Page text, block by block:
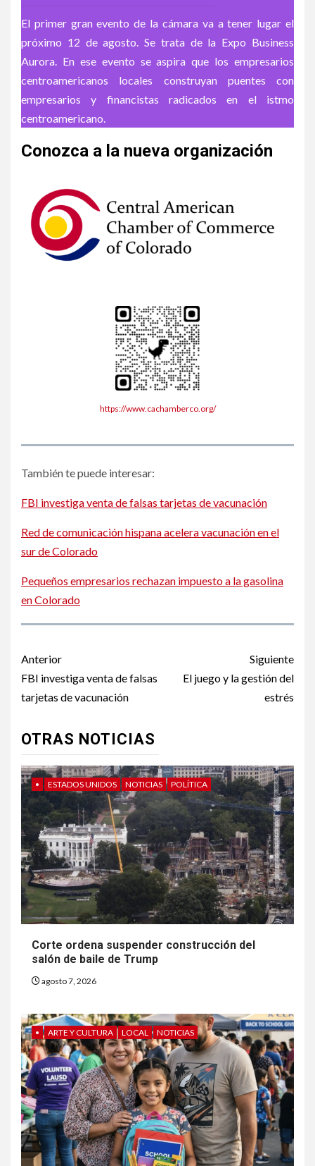
El primer gran evento de la cámara va a tener lugar el
próximo 12 de agosto. Se trata de la Expo Business
Aurora. En ese evento se aspira que los empresarios
centroamericanos locales construyan puentes con
empresarios y financistas radicados en el istmo
centroamericano.
Conozca a la nueva organización
https://www.cachamberco.org/
También te puede interesar:
FBI investiga venta de falsas tarjetas de vacunación
Red de comunicación hispana acelera vacunación en el
sur de Colorado
Pequeños empresarios rechazan impuesto a la gasolina
en Colorado
Post
navigation
Anterior
FBI investiga venta de falsas
tarjetas de vacunación
Siguiente
El juego y la gestión del
estrés
OTRAS NOTICIAS
• ESTADOS UNIDOS NOTICIAS POLÍTICA
Corte ordena suspender construcción del
salón de baile de Trump
agosto 7, 2026
• ARTE Y CULTURA LOCAL NOTICIAS
6
HOGAR Y SALUD
Gas radón exige atención de
compradores e inquilinos